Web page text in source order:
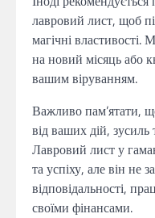
лавровий лист, щоб
магічні
на новий місяць або
вашим віруванням.
Важливо пам’ятати,
від ваших дій, зусиль
Лавровий лист у
та успіху, але він не
відповідальності,
своїми фінансами.